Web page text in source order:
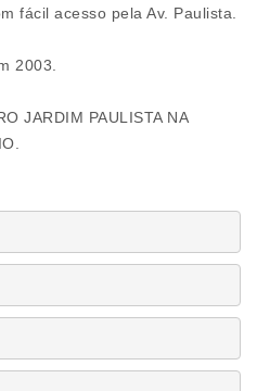
fácil acesso pela Av. Paulista.
2003.
JARDIM PAULISTA NA